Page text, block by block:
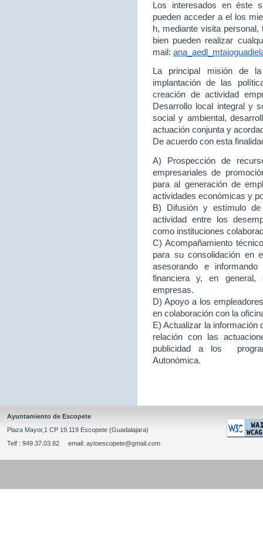
Los interesados en éste
pueden acceder a el los
h, mediante visita
bien pueden realizar
mail:
La principal misión de
implantación de las
creación de actividad
Desarrollo local integral y
social y ambiental,
actuación conjunta y
De acuerdo con esta
A) Prospección de
empresariales de
para al generación de
actividades económicas y
B) Difusión y estímulo de
actividad entre los
como instituciones
C) Acompañamiento
para su consolidación en
asesorando e
financiera y, en
empresas.
D) Apoyo a los
en colaboración con la
E) Actualizar la información
relación con las
publicidad a los
Autonómica.
Ayuntamiento de Escopete
Plaza Mayor,1 CP 19.119 Escopete (Guadalajara)
Telf : 949.37.03.82 email: aytoescopete@gmail.com